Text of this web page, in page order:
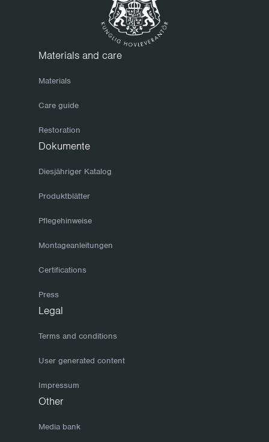
Materials and care
Materials
Care guide
Restoration
Dokumente
Diesjähriger Katalog
Produktblätter
Pflegehinweise
Montageanleitungen
Certifications
Press
Legal
Terms and conditions
User generated content
Impressum
Other
Media bank